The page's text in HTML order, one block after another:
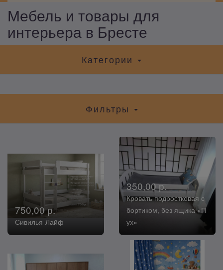
Мебель и товары для
интерьера в Бресте
Категории
Фильтры
750,00 р.
Сивилья-Лайф
350,00 р.
Кровать подростковая с
бортиком, без ящика «П
ух»